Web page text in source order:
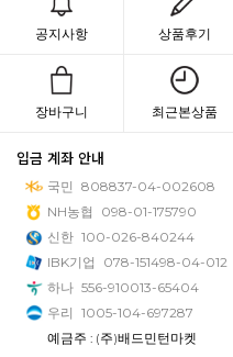
공지사항 상품후기
장바구니 최근본상품
입금 계좌 안내
국민 808837-04-002608
NH농협
098-01-175790
신한 100-026-840244
IBK기업
078-151498-04-012
하나 556-910013-65404
우리 1005-104-697287
예금주 : (주)배드민턴마켓